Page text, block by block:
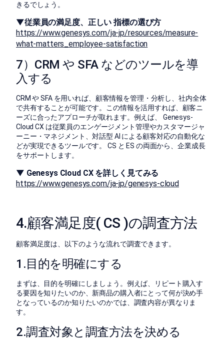
きるでしょう。
▼従業員の満足度、正しい 指標の選び方
https://www.genesys.com/ja-jp/resources/measure-
what-matters_employee-satisfaction
7）CRM や SFA などのツールを導
入する
CRM や SFA を用いれば、顧客情報を管理・分析し、社内全体
で共有することが可能です。この情報を活用すれば、顧客ニ
ーズに合ったアプローチが取れます。例えば、 Genesys-
Cloud CX は従業員のエンゲージメント管理やカスタマージャ
ーニー・マネジメント、対話型 AI による顧客対応の自動化な
どが実現できるツールです。 CS と ES の両面から、企業成長
をサポートします。
▼ Genesys Cloud CX を詳しく見てみる
https://www.genesys.com/ja-jp/genesys-cloud
4.顧客満足度( CS )の調査方法
顧客満足度は、以下のような流れで調査できます。
1.目的を明確にする
まずは、目的を明確にしましょう。例えば、リピート購入す
る要因を知りたいのか、新商品の購入者にとって何が決め手
となっているのか知りたいのかでは、調査内容が異なりま
す。
2.調査対象と調査方法を決める